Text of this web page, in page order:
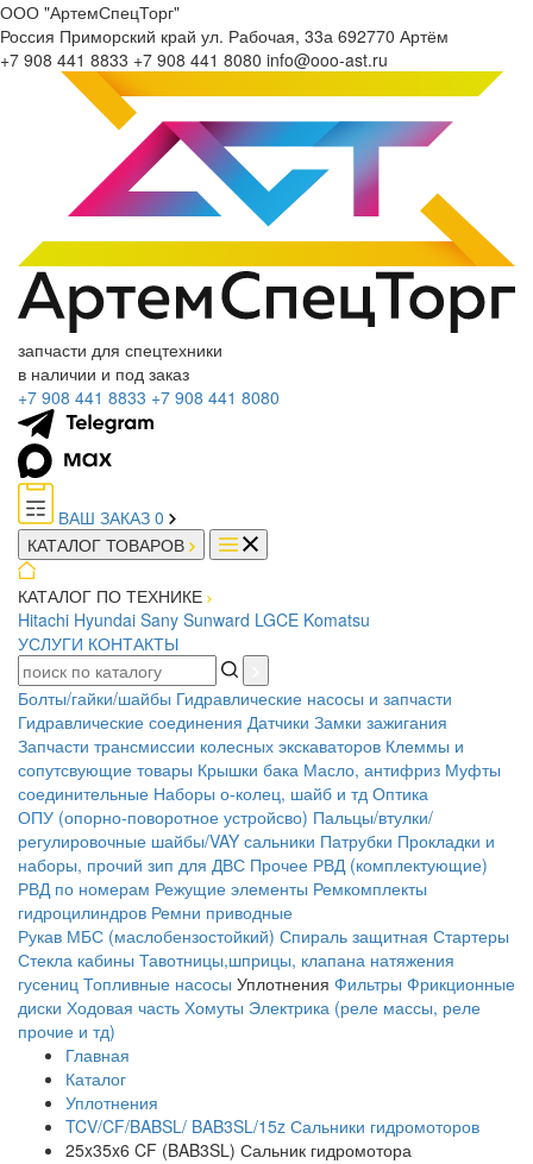
ООО "АртемСпецТорг"
Россия Приморский край ул. Рабочая, 33а 692770 Артём
+7 908 441 8833 +7 908 441 8080 info@ooo-ast.ru
запчасти для спецтехники
в наличии и под заказ
+7 908 441 8833 +7 908 441 8080
ВАШ ЗАКАЗ 0
КАТАЛОГ ТОВАРОВ
КАТАЛОГ ПО ТЕХНИКЕ
Hitachi Hyundai Sany Sunward LGCE Komatsu
УСЛУГИ КОНТАКТЫ
Болты/гайки/шайбы Гидравлические насосы и запчасти
Гидравлические соединения Датчики Замки зажигания
Запчасти трансмиссии колесных экскаваторов Клеммы и
сопутсвующие товары Крышки бака Масло, антифриз Муфты
соединительные Наборы о-колец, шайб и тд Оптика
ОПУ (опорно-поворотное устройсво) Пальцы/втулки/
регулировочные шайбы/VAY сальники Патрубки Прокладки и
наборы, прочий зип для ДВС Прочее РВД (комплектующие)
РВД по номерам Режущие элементы Ремкомплекты
гидроцилиндров Ремни приводные
Рукав МБС (маслобензостойкий) Спираль защитная Стартеры
Стекла кабины Тавотницы,шприцы, клапана натяжения
гусениц Топливные насосы Уплотнения Фильтры Фрикционные
диски Ходовая часть Хомуты Электрика (реле массы, реле
прочие и тд)
Главная
Каталог
Уплотнения
TCV/CF/BABSL/ BAB3SL/15z Сальники гидромоторов
25x35x6 CF (BAB3SL) Сальник гидромотора